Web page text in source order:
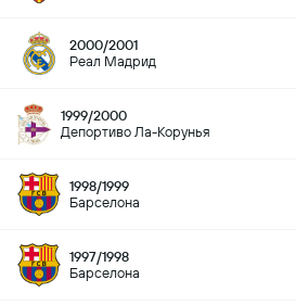
2000/2001
Реал Мадрид
1999/2000
Депортиво Ла-Корунья
1998/1999
Барселона
1997/1998
Барселона